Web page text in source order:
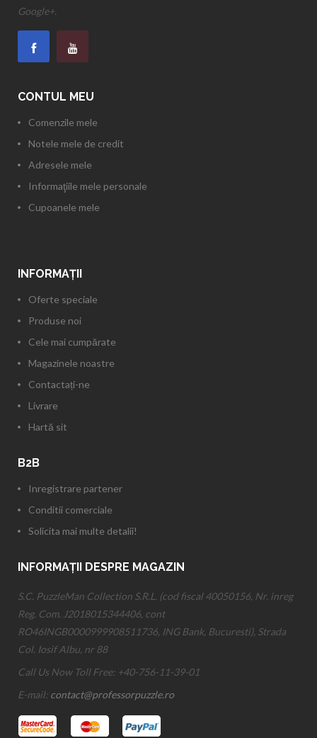
Google+.
CONTUL MEU
Comenzile mele
Notele mele de credit
Adresele mele
Informaţiile mele personale
Cupoanele mele
INFORMAŢII
Oferte speciale
Produse noi
Cele mai cumpărate
Magazinele noastre
Contactați-ne
Livrare
Hartă sit
B2B
Inregistrare partener
Conditii comerciale
Solicita mai multe detalii!
INFORMAȚII DESPRE MAGAZIN
S.C. PuzzleMan Collection S.R.L. (cod fiscal 40050156, Nr. inreg
Reg. Com. J2018015344406, cont
RO46INGB0000999908511736, ING Bank, Bucuresti), Strada
Col. Iosif Albu, nr 88
Call Us Now Toll Free: +40-756-11-39-01
E-mail: contact@professorpuzzle.ro